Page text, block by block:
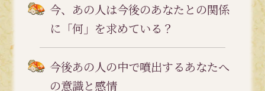
今、あの人は今後のあなたとの関係
に「何」を求めている？
今後あの人の中で噴出するあなたへ
の意識と感情